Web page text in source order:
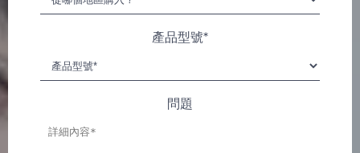
產品型號*
問題